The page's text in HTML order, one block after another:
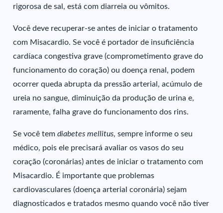
rigorosa de sal, está com diarreia ou vômitos.
Você deve recuperar-se antes de iniciar o tratamento
com Misacardio. Se você é portador de insuficiência
cardíaca congestiva grave (comprometimento grave do
funcionamento do coração) ou doença renal, podem
ocorrer queda abrupta da pressão arterial, acúmulo de
ureia no sangue, diminuição da produção de urina e,
raramente, falha grave do funcionamento dos rins.
Se você temdiabetes mellitus, sempre informe o seu
médico, pois ele precisará avaliar os vasos do seu
coração (coronárias) antes de iniciar o tratamento com
Misacardio. É importante que problemas
cardiovasculares (doença arterial coronária) sejam
diagnosticados e tratados mesmo quando você não tiver